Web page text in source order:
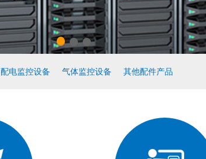
配电监控设备 气体监控设备 其他配件产品